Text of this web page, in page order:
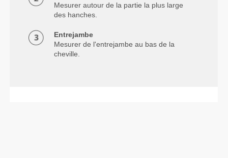
Mesurer autour de la partie la plus large
des hanches.
Entrejambe
Mesurer de l'entrejambe au bas de la
cheville.